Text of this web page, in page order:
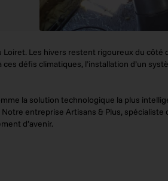
Les hivers restent rigoureux du
défis climatiques, l’installation d’un
la solution technologique la plus
entreprise Artisans & Plus,
d’avenir.